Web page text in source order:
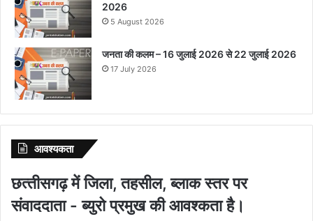
2026
5 August 2026
जनता की कलम – 16 जुलाई 2026 से 22 जुलाई 2026
17 July 2026
आवश्‍यकता
छत्‍तीसगढ़ में जिला, तहसील, ब्‍लाक स्‍तर पर
संवाददाता - ब्‍युरो प्रमुख की आवश्‍कता है।